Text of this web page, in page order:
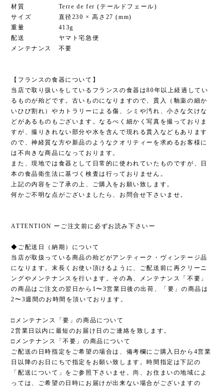
材質 Terre de fer (テールドフェール)
サイズ 直径230 × 高さ27 (mm)
重量 413g
配送 ヤマト宅急便
メンテナンス 不要
【フランスの食器について】
当店で取り扱いをしているフランスの食器は80年以上経過してい
るものが殆どです。古いものになりますので、貫入（釉薬の細か
いひび割れ）やカトラリーによる傷、シミや汚れ、小さな欠けな
どがあるものもございます。なるべく細かく写真を撮っておりま
すが、撮りきれない部分や水を含んで現れる貫入などもあります
ので、神経質な方や新品のようなクオリティーを求めるお客様に
は不向きな商品になっております。
また、現地では食器として日常的に使われていたものですが、日
本の食品衛生法に基づく検査は行っておりません。
上記の内容をご了承の上、ご購入をお願い致します。
何かご不明な点がございましたら、お問合せ下さいませ。
ATTENTION ーご注文前に必ずお読み下さいー
◆ご配送日（納期）について
当店が取扱っている商品の殆どがアンティーク・ヴィンテージ品
になります。末長くお使い頂けるように、ご配送前に再クリーニ
ングやメンテナンスを行います。その為、メンテナンス「不要」
の商品はご注文の翌日から1〜3営業日後の出荷、「要」の商品は
2〜3週間のお時間を頂いております。
□メンテナンス「要」の商品について
2営業日以内に最短のお届け日のご連絡を致します。
□メンテナンス「不要」の商品について
ご配送の日時指定をご希望の場合は、備考欄にご購入日から4営業
日以降のお日にちで指定をお願い致します。時間指定は下記の
「配送について」をご参照下さいませ。尚、お住まいの地域によ
っては、ご希望の日時にお届けが出来ない場合がございますの